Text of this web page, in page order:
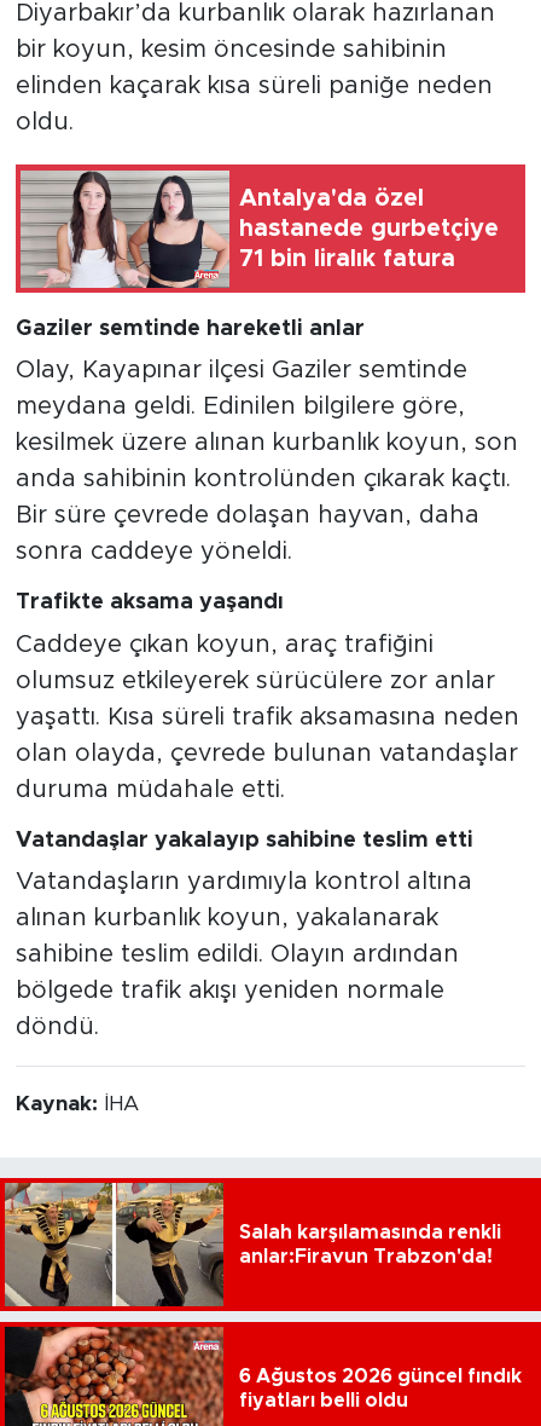
Diyarbakır’da kurbanlık olarak hazırlanan
bir koyun, kesim öncesinde sahibinin
elinden kaçarak kısa süreli paniğe neden
oldu.
Antalya'da özel
hastanede gurbetçiye
71 bin liralık fatura
Gaziler semtinde hareketli anlar
Olay, Kayapınar ilçesi Gaziler semtinde
meydana geldi. Edinilen bilgilere göre,
kesilmek üzere alınan kurbanlık koyun, son
anda sahibinin kontrolünden çıkarak kaçtı.
Bir süre çevrede dolaşan hayvan, daha
sonra caddeye yöneldi.
Trafikte aksama yaşandı
Caddeye çıkan koyun, araç trafiğini
olumsuz etkileyerek sürücülere zor anlar
yaşattı. Kısa süreli trafik aksamasına neden
olan olayda, çevrede bulunan vatandaşlar
duruma müdahale etti.
Vatandaşlar yakalayıp sahibine teslim etti
Vatandaşların yardımıyla kontrol altına
alınan kurbanlık koyun, yakalanarak
sahibine teslim edildi. Olayın ardından
bölgede trafik akışı yeniden normale
döndü.
Kaynak: İHA
Salah karşılamasında renkli
anlar:Firavun Trabzon'da!
6 Ağustos 2026 güncel fındık
fiyatları belli oldu